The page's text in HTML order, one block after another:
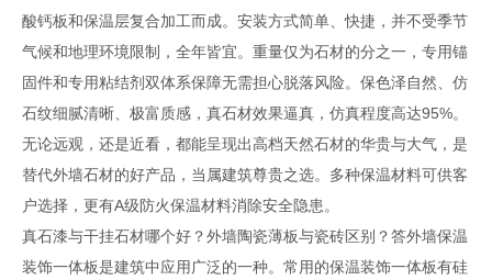
酸钙板和保温层复合加工而成。安装方式简单、快捷，并不受季节
气候和地理环境限制，全年皆宜。重量仅为石材的分之一，专用锚
固件和专用粘结剂双体系保障无需担心脱落风险。保色泽自然、仿
石纹细腻清晰、极富质感，真石材效果逼真，仿真程度高达95%。
无论远观，还是近看，都能呈现出高档天然石材的华贵与大气，是
替代外墙石材的好产品，当属建筑尊贵之选。多种保温材料可供客
户选择，更有A级防火保温材料消除安全隐患。
真石漆与干挂石材哪个好？外墙陶瓷薄板与瓷砖区别？答外墙保温
装饰一体板是建筑中应用广泛的一种。常用的保温装饰一体板有硅